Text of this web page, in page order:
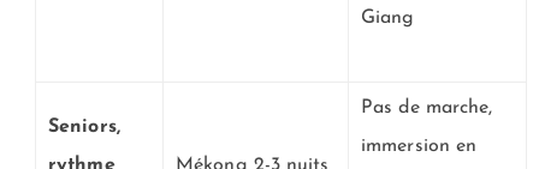
Giang
Seniors,
Pas de marche,
immersion en